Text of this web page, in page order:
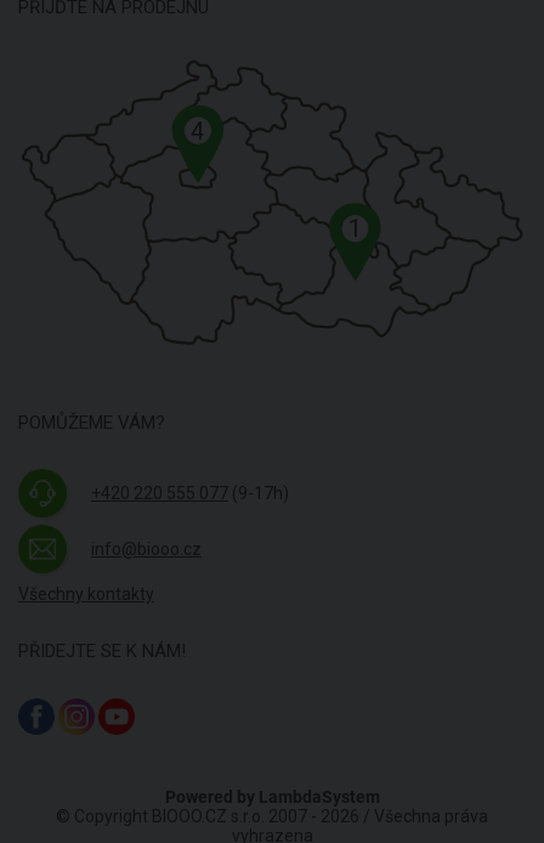
PŘIJĎTE NA PRODEJNU
1
4
POMŮŽEME VÁM?
+420 220 555 077 (9-17h)
info@biooo.cz
Všechny kontakty
PŘIDEJTE SE K NÁM!
Powered by LambdaSystem
© Copyright BIOOO.CZ s.r.o. 2007 - 2026 / Všechna práva
vyhrazena